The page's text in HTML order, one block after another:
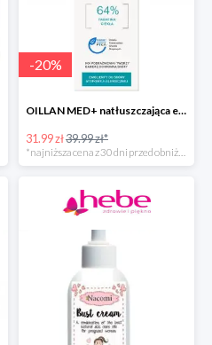
-20%
OILLAN MED+ natłuszczająca emulsja do kąpieli
31.99 zł39.99 zł*
*najniższa cena z 30 dni przed obniżką